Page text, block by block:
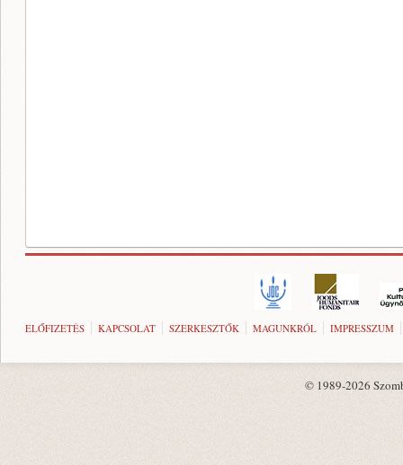
ELŐFIZETÉS KAPCSOLAT SZERKESZTŐK MAGUNKRÓL IMPRESSZUM
© 1989-2026